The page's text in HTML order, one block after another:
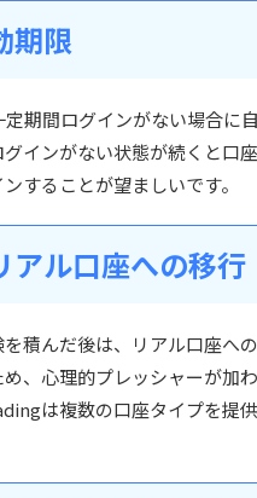
期限
期間ログインがない場合に
インがない状態が続くと口
することが望ましいです。
アル口座への移行
積んだ後は、リアル口座へ
、心理的プレッシャーが加
は複数の口座タイプを提